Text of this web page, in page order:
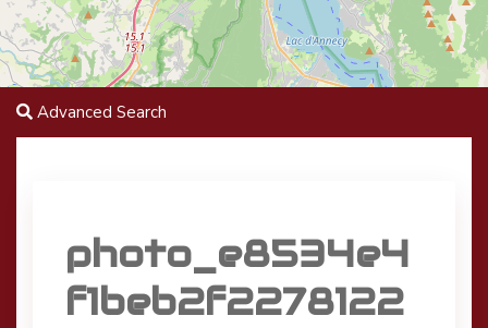
Advanced Search
photo_e8534e4
f1beb2f2278122